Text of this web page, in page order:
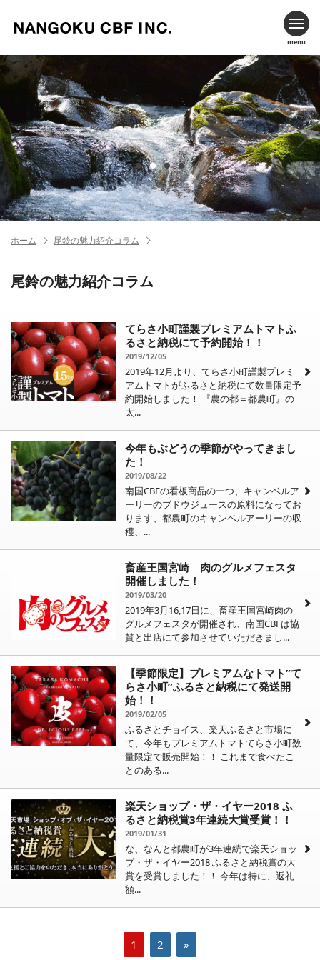
menu
ホーム 尾鈴の魅力紹介コラム
尾鈴の魅力紹介コラム
てらさ小町謹製プレミアムトマトふ
るさと納税にて予約開始！！
2019/12/05
2019年12月より、てらさ小町謹製プレミ
アムトマトがふるさと納税にて数量限定予
約開始しました！ 『農の都＝都農町』の
太...
今年もぶどうの季節がやってきまし
た！
2019/08/22
南国CBFの看板商品の一つ、キャンベルア
ーリーのブドウジュースの原料になってお
ります、都農町のキャンベルアーリーの収
穫、...
畜産王国宮崎 肉のグルメフェスタ
開催しました！
2019/03/20
2019年3月16,17日に、畜産王国宮崎肉の
グルメフェスタが開催され、南国CBFは協
賛と出店にて参加させていただきまし...
【季節限定】プレミアムなトマト”て
らさ小町”ふるさと納税にて発送開
始！！
2019/02/05
ふるさとチョイス、楽天ふるさと市場に
て、今年もプレミアムトマトてらさ小町数
量限定で販売開始！！ これまで食べたこ
とのある...
楽天ショップ・ザ・イヤー2018 ふ
るさと納税賞3年連続大賞受賞！！
2019/01/31
な、なんと都農町が3年連続で楽天ショッ
プ・ザ・イヤー2018 ふるさと納税賞の大
賞を受賞しました！！ 今年は特に、返礼
額...
1 2 »